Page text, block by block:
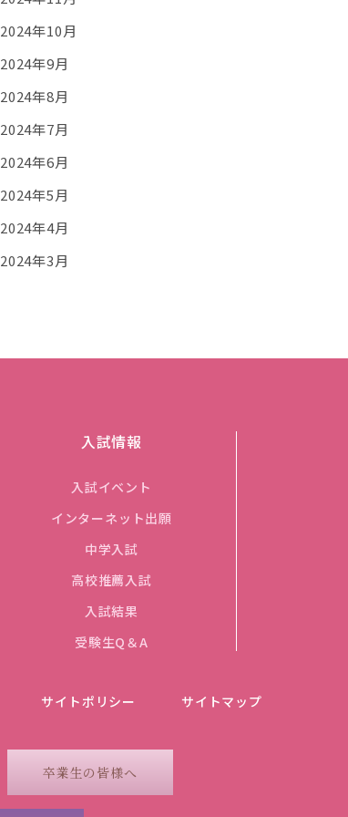
2024年10月
2024年9月
2024年8月
2024年7月
2024年6月
2024年5月
2024年4月
2024年3月
入試情報
入試イベント
インターネット出願
中学入試
高校推薦入試
入試結果
受験生Q＆A
サイトポリシー サイトマップ
卒業生の皆様へ